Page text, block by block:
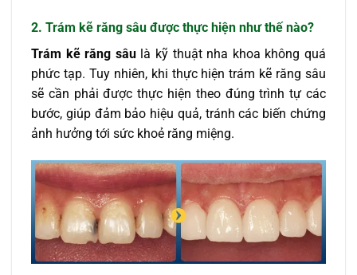
2. Trám kẽ răng sâu được thực hiện như thế nào?
Trám kẽ răng sâulà kỹ thuật nha khoa không quá
phức tạp. Tuy nhiên, khi thực hiện trám kẽ răng sâu
sẽ cần phải được thực hiện theo đúng trình tự các
bước, giúp đảm bảo hiệu quả, tránh các biến chứng
ảnh hưởng tới sức khoẻ răng miệng.